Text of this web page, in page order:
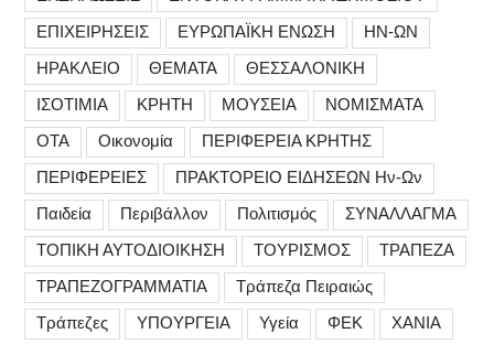
ΕΠΙΧΕΙΡΗΣΕΙΣ
ΕΥΡΩΠΑΪΚΗ ΕΝΩΣΗ
ΗΝ-ΩΝ
ΗΡΑΚΛΕΙΟ
ΘΕΜΑΤΑ
ΘΕΣΣΑΛΟΝΙΚΗ
ΙΣΟΤΙΜΙΑ
ΚΡΗΤΗ ΜΟΥΣΕΙΑ
ΝΟΜΙΣΜΑΤΑ
ΟΤΑ
Οικονομία
ΠΕΡΙΦΕΡΕΙΑ ΚΡΗΤΗΣ
ΠΕΡΙΦΕΡΕΙΕΣ
ΠΡΑΚΤΟΡΕΙΟ ΕΙΔΗΣΕΩΝ Ην-Ων
Παιδεία
Περιβάλλον Πολιτισμός
ΣΥΝΑΛΛΑΓΜΑ
ΤΟΠΙΚΗ ΑΥΤΟΔΙΟΙΚΗΣΗ
ΤΟΥΡΙΣΜΟΣ
ΤΡΑΠΕΖΑ
ΤΡΑΠΕΖΟΓΡΑΜΜΑΤΙΑ
Τράπεζα Πειραιώς
Τράπεζες
ΥΠΟΥΡΓΕΙΑ Υγεία ΦΕΚ ΧΑΝΙΑ